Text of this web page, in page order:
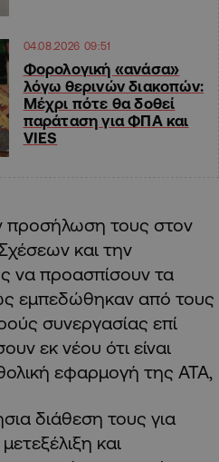
04.08.2026 09:51
Φορολογική «ανάσα»
λόγω θερινών διακοπών:
Μέχρι πότε θα δοθεί
παράταση για ΦΠΑ και
VIES
προσήλωση τους στον
και την
να προασπίσουν τα
εμπεδώθηκαν από τους
συνεργασίας επί
εκ νέου ότι είναι
εφαρμογή της ΑΤΑ,
διάθεση τους για
και